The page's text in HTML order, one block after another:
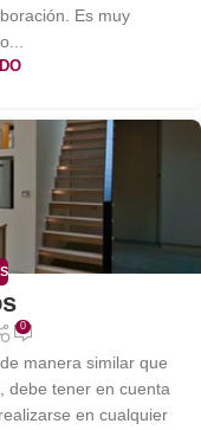
Es muy
0
manera similar que
debe tener en cuenta
en cualquier